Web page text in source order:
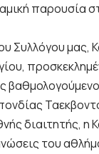
παρουσία
Συλλόγου μας,
διαιτητής, η
του